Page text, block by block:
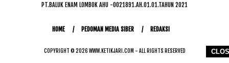
PT.BALUK ENAM LOMBOK AHU -0021891.AH.01.01.TAHUN 2021
HOME PEDOMAN MEDIA SIBER REDAKSI
COPYRIGHT © 2026 WWW.KETIKJARI.COM - ALL RIGHTS RESERVED